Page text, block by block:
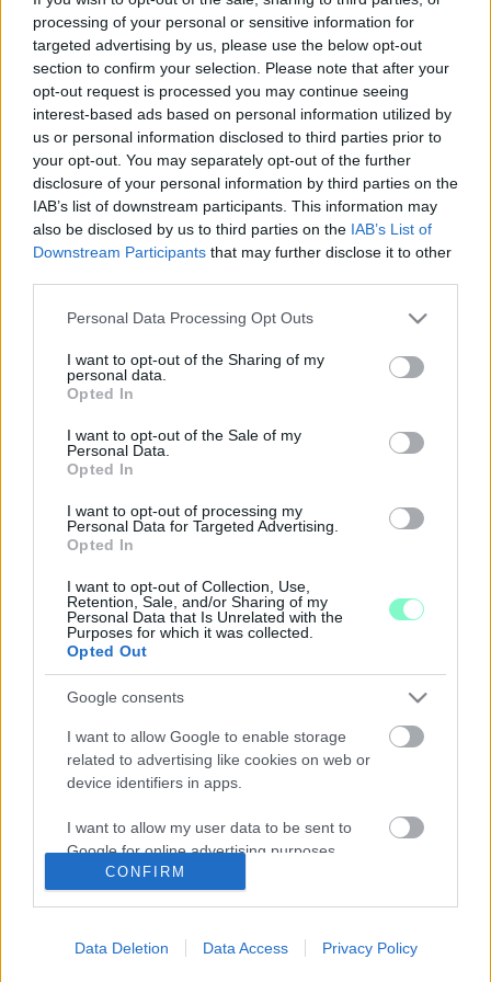
processing of your personal or sensitive information for
targeted advertising by us, please use the below opt-out
section to confirm your selection. Please note that after your
opt-out request is processed you may continue seeing
interest-based ads based on personal information utilized by
us or personal information disclosed to third parties prior to
your opt-out. You may separately opt-out of the further
disclosure of your personal information by third parties on the
IAB’s list of downstream participants. This information may
also be disclosed by us to third parties on the IAB’s List of
Downstream Participants that may further disclose it to other
Please note that this website/app uses one or more Google
not limited to your visit or usage behaviour. You may click to
grant or deny consent to Google and its third-party tags to
use your data for below specified purposes in below Google
consent section.
Personal Data Processing Opt Outs
I want to opt-out of the Sharing of my
personal data.
Opted In
I want to opt-out of the Sale of my
Personal Data.
Opted In
I want to opt-out of processing my
Personal Data for Targeted Advertising.
Opted In
I want to opt-out of Collection, Use,
Retention, Sale, and/or Sharing of my
Personal Data that Is Unrelated with the
Purposes for which it was collected.
Opted Out
Google consents
I want to allow Google to enable storage
related to advertising like cookies on web or
device identifiers in apps.
I want to allow my user data to be sent to
Google for online advertising purposes.
I want to allow Google to send me
CONFIRM
Data Deletion Data Access Privacy Policy
2022. május. 01. 16:36
Ezzel Friedrich Merz lehet az első német pártelnök, aki Ukrajnába
látogat.
HOGY KÉSZÜL A TÖMEGGYILKOS? –
MONODRÁMA, AMELY GÁZKAMRÁBA ZÁRJA A
KÖZÖNSÉGET
2022. Április. 24. 16:37
Annyira hatásos az előadás, hogy vannak pillanatok, amikor nem
tudjuk, kijutunk-e élve a nézőtérről.
ÚJ NEVET KAPOTT PUTYIN
2022. Április. 14. 10:27
Ez disznóság!
HALLGATÓK KÖZÉ LŐTT EGY FEGYVERES FÉRFI
2022. január. 24. 15:53
Többen is megsérültek.
80 ÉVE EGY KONFERENCIÁN BESZÉLTÉK MEG A
NÁCIK, HOGYAN IRTSÁK KI A ZSIDÓKAT
2022. január. 20. 17:48
1942. január 20-án Reinhard Heydrich, a nemzetiszocialista
diktatúra Birodalmi Biztonsági Főhivatalát (RSHA) vezető SS-
tábornok tanácskozást hívott össze Wannsee-ba, miként
megsemmisítésére.
700 KECSKE ÉS JUH SEGÍTSÉGÉVEL
FORMÁZTAK MEG EGY SZÁZMÉTERES
FECSKENDŐT NÉMETORSZÁGBAN, EZZEL
NÉPSZERŰSÍTVE A KORONAVÍRUS-OLTÁST
Hát kinek ne jönne meg a kedve ettől?
OLTÁSELLENESEK EGY CSOPORTJA MEG
AKARTA GYILKOLNI SZÁSZORSZÁG
2021. december. 15. 21:06
Annyira elborult az agyuk a kijárási korlátozásoktól, hogy le
akarták lőni a politikust.
BÍRÓSÁG AZT, HOGY EGY FÉRFI ELESETT A
SAJÁT OTTHONÁBAN